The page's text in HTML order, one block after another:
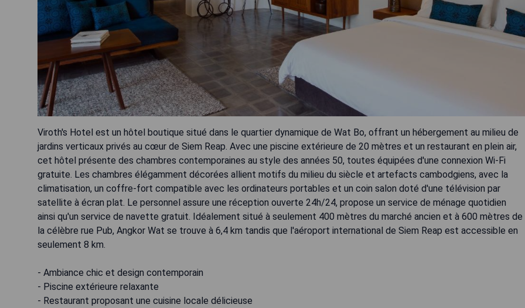
Viroth's Hotel est un hôtel boutique situé dans le quartier dynamique de Wat Bo, offrant un hébergement au milieu de
jardins verticaux privés au cœur de Siem Reap. Avec une piscine extérieure de 20 mètres et un restaurant en plein air,
cet hôtel présente des chambres contemporaines au style des années 50, toutes équipées d'une connexion Wi-Fi
gratuite. Les chambres élégamment décorées allient motifs du milieu du siècle et artefacts cambodgiens, avec la
climatisation, un coffre-fort compatible avec les ordinateurs portables et un coin salon doté d'une télévision par
satellite à écran plat. Le personnel assure une réception ouverte 24h/24, propose un service de ménage quotidien
ainsi qu'un service de navette gratuit. Idéalement situé à seulement 400 mètres du marché ancien et à 600 mètres de
la célèbre rue Pub, Angkor Wat se trouve à 6,4 km tandis que l'aéroport international de Siem Reap est accessible en
seulement 8 km.
- Ambiance chic et design contemporain
- Piscine extérieure relaxante
- Restaurant proposant une cuisine locale délicieuse